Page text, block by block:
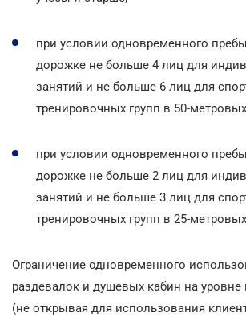
при условии одновременного
дорожке не больше 4 лиц для
занятий и не больше 6 лиц для
тренировочных групп в 50-
при условии одновременного
дорожке не больше 2 лиц для
занятий и не больше 3 лиц для
тренировочных групп в 25-
Ограничение одновременного
раздевалок и душевых кабин на уровне
(не открывая для использования